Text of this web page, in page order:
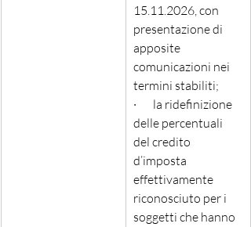
15.11.2026, con
presentazione di
apposite
comunicazioni nei
termini stabiliti;
·       la ridefinizione
delle percentuali
del credito
d’imposta
effettivamente
riconosciuto per i
soggetti che hanno